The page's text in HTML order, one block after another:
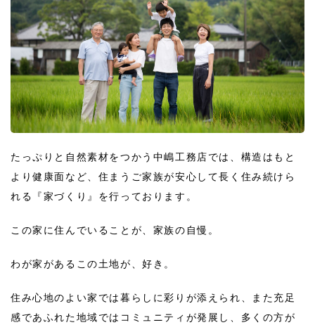
たっぷりと自然素材をつかう中嶋工務店では、構造はもと
より健康面など、住まうご家族が安心して長く住み続けら
れる『家づくり』を行っております。
この家に住んでいることが、家族の自慢。
わが家があるこの土地が、好き。
住み心地のよい家では暮らしに彩りが添えられ、また充足
感であふれた地域ではコミュニティが発展し、多くの方が